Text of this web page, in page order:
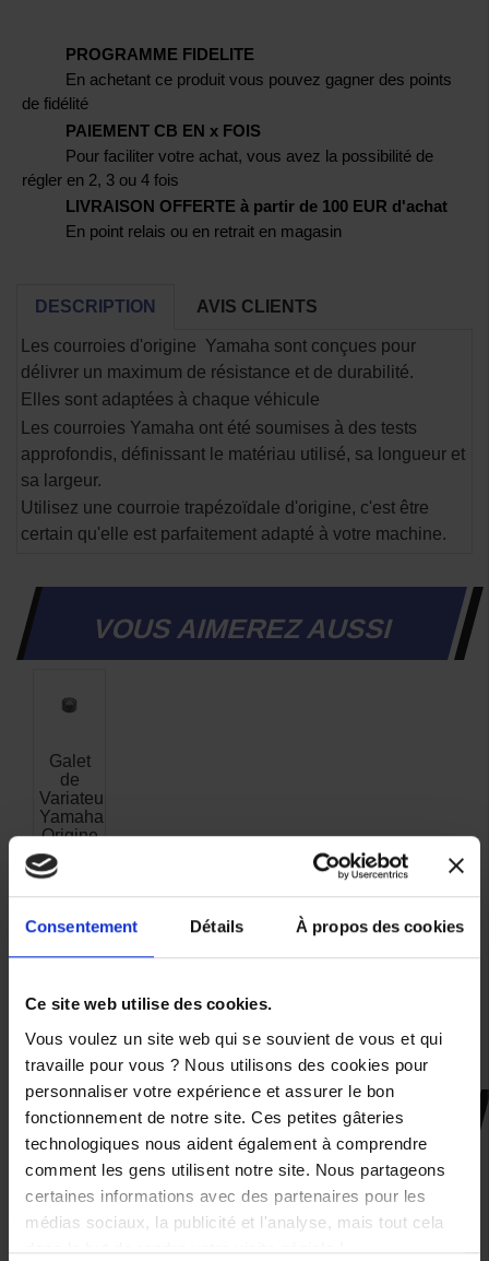
Consentement Détails À propos des cookies
Ce site web utilise des cookies.
Vous voulez un site web qui se souvient de vous et qui
travaille pour vous ? Nous utilisons des cookies pour
personnaliser votre expérience et assurer le bon
fonctionnement de notre site. Ces petites gâteries
technologiques nous aident également à comprendre
comment les gens utilisent notre site. Nous partageons
certaines informations avec des partenaires pour les
médias sociaux, la publicité et l'analyse, mais tout cela
dans le but de rendre votre visite géniale !
PROGRAMME FIDELITE
En achetant ce produit vous pouvez gagner des points
de fidélité
PAIEMENT CB EN x FOIS
Pour faciliter votre achat, vous avez la possibilité de
régler en 2, 3 ou 4 fois
LIVRAISON OFFERTE à partir de 100 EUR d'achat
En point relais ou en retrait en magasin
DESCRIPTION AVIS CLIENTS
Les courroies d'origine Yamaha sont conçues pour
délivrer un maximum de résistance et de durabilité.
Elles sont adaptées à chaque véhicule
Les courroies Yamaha ont été soumises à des tests
approfondis, définissant le matériau utilisé, sa longueur et
sa largeur.
Utilisez une courroie trapézoïdale d'origine, c'est être
certain qu'elle est parfaitement adapté à votre machine.
VOUS AIMEREZ AUSSI
Galet
de
Variateur
Yamaha
Origine
1B9E76321000
4,70 €
CES PRODUITS SONT
SUSCEPTIBLES DE VOUS
INTÉRESSER